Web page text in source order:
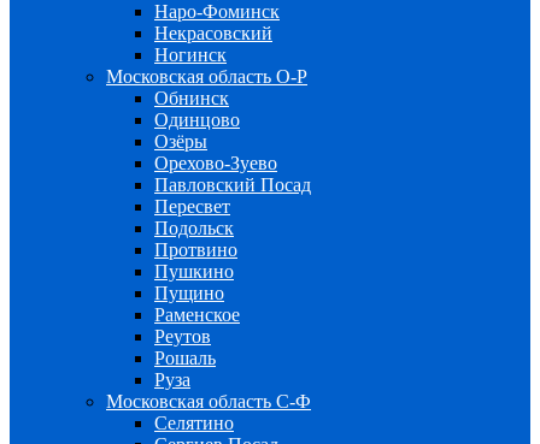
Наро-Фоминск
Некрасовский
Ногинск
Московская область О-Р
Обнинск
Одинцово
Озёры
Орехово-Зуево
Павловский Посад
Пересвет
Подольск
Протвино
Пушкино
Пущино
Раменское
Реутов
Рошаль
Руза
Московская область С-Ф
Селятино